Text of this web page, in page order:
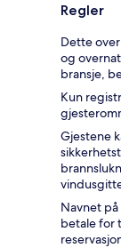
Regler
Dette
og
bransje,
Kun
Gjestene
Navnet
betale for